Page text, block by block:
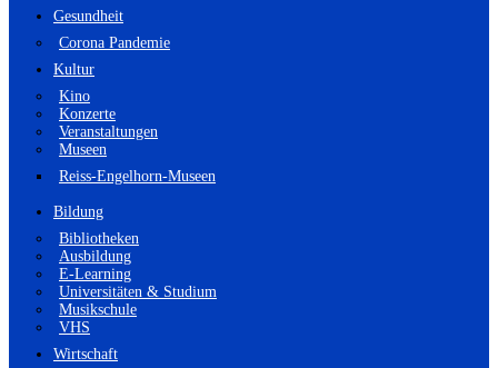
Gesundheit
Corona Pandemie
Kultur
Kino
Konzerte
Veranstaltungen
Museen
Reiss-Engelhorn-Museen
Bildung
Bibliotheken
Ausbildung
E-Learning
Universitäten & Studium
Musikschule
VHS
Wirtschaft